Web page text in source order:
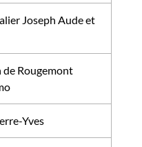
Joseph Aude et
de Rougemont
Yves